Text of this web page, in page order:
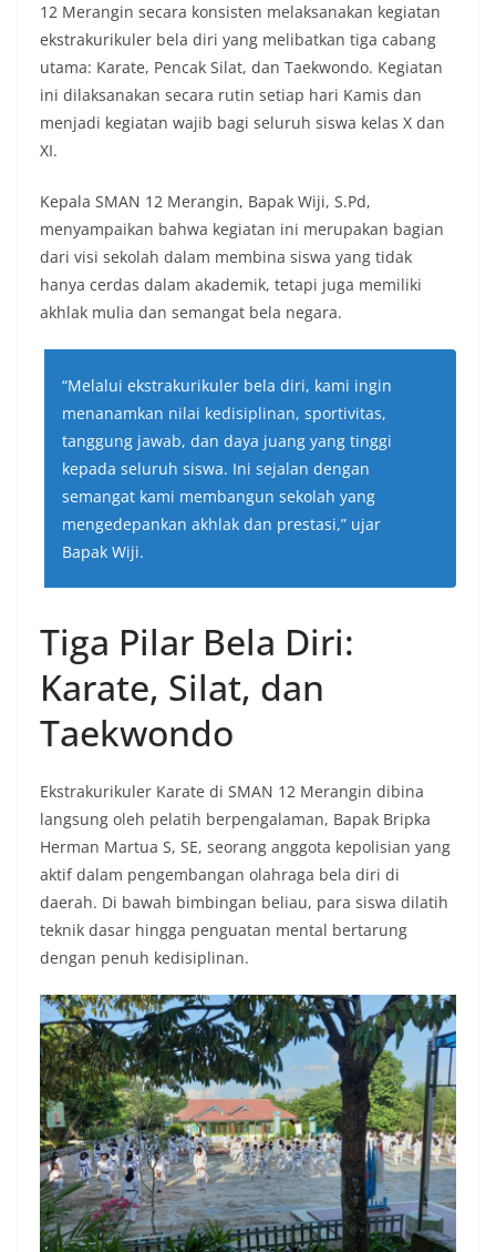
12 Merangin secara konsisten melaksanakan kegiatan
ekstrakurikuler bela diri yang melibatkan tiga cabang
utama: Karate, Pencak Silat, dan Taekwondo. Kegiatan
ini dilaksanakan secara rutin setiap hari Kamis dan
menjadi kegiatan wajib bagi seluruh siswa kelas X dan
XI.
Kepala SMAN 12 Merangin, Bapak Wiji, S.Pd,
menyampaikan bahwa kegiatan ini merupakan bagian
dari visi sekolah dalam membina siswa yang tidak
hanya cerdas dalam akademik, tetapi juga memiliki
akhlak mulia dan semangat bela negara.
“Melalui ekstrakurikuler bela diri, kami ingin
menanamkan nilai kedisiplinan, sportivitas,
tanggung jawab, dan daya juang yang tinggi
kepada seluruh siswa. Ini sejalan dengan
semangat kami membangun sekolah yang
mengedepankan akhlak dan prestasi,” ujar
Bapak Wiji.
Tiga Pilar Bela Diri:
Karate, Silat, dan
Taekwondo
Ekstrakurikuler Karate di SMAN 12 Merangin dibina
langsung oleh pelatih berpengalaman, Bapak Bripka
Herman Martua S, SE, seorang anggota kepolisian yang
aktif dalam pengembangan olahraga bela diri di
daerah. Di bawah bimbingan beliau, para siswa dilatih
teknik dasar hingga penguatan mental bertarung
dengan penuh kedisiplinan.